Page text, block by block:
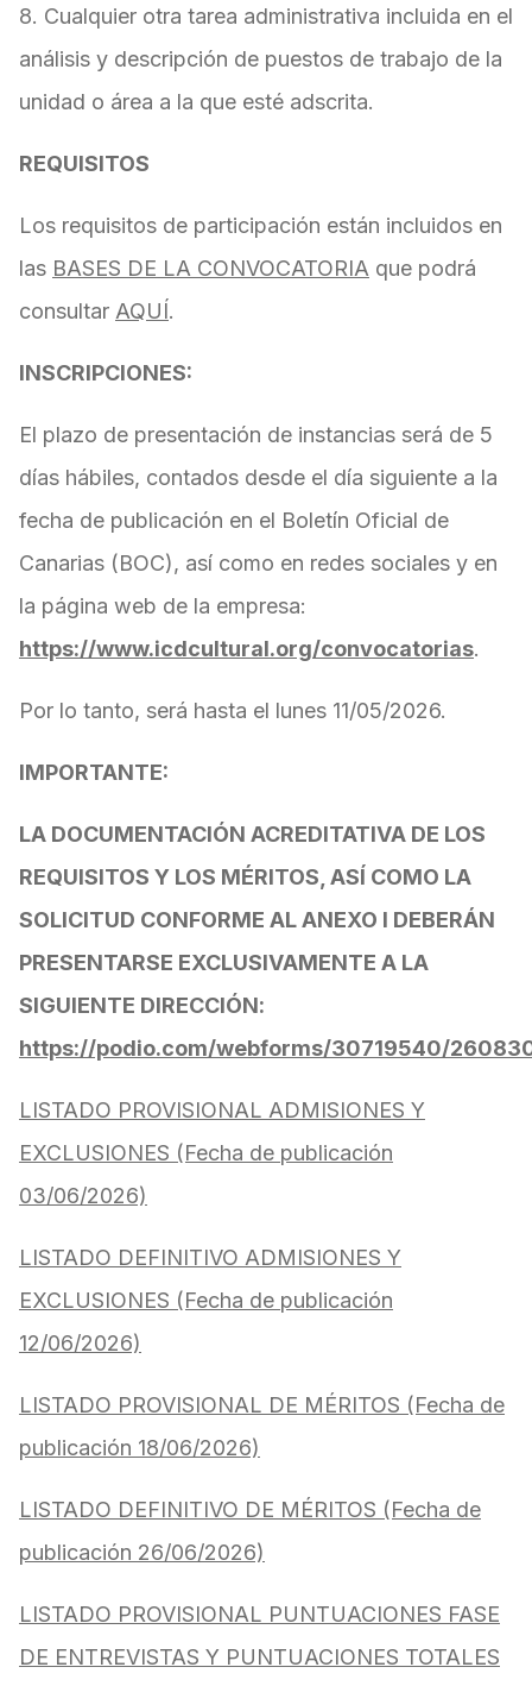
8. Cualquier otra tarea administrativa incluida en el
análisis y descripción de puestos de trabajo de la
unidad o área a la que esté adscrita.
REQUISITOS
Los requisitos de participación están incluidos en
las BASES DE LA CONVOCATORIA que podrá
consultar AQUÍ.
INSCRIPCIONES:
El plazo de presentación de instancias será de 5
días hábiles, contados desde el día siguiente a la
fecha de publicación en el Boletín Oficial de
Canarias (BOC), así como en redes sociales y en
la página web de la empresa:
https://www.icdcultural.org/convocatorias.
Por lo tanto, será hasta el lunes 11/05/2026.
IMPORTANTE:
LA DOCUMENTACIÓN ACREDITATIVA DE LOS
REQUISITOS Y LOS MÉRITOS, ASÍ COMO LA
SOLICITUD CONFORME AL ANEXO I DEBERÁN
PRESENTARSE EXCLUSIVAMENTE A LA
SIGUIENTE DIRECCIÓN:
https://podio.com/webforms/30719540/
LISTADO PROVISIONAL ADMISIONES Y
EXCLUSIONES (Fecha de publicación
03/06/2026)
LISTADO DEFINITIVO ADMISIONES Y
EXCLUSIONES (Fecha de publicación
12/06/2026)
LISTADO PROVISIONAL DE MÉRITOS (Fecha de
publicación 18/06/2026)
LISTADO DEFINITIVO DE MÉRITOS (Fecha de
publicación 26/06/2026)
LISTADO PROVISIONAL PUNTUACIONES FASE
DE ENTREVISTAS Y PUNTUACIONES TOTALES